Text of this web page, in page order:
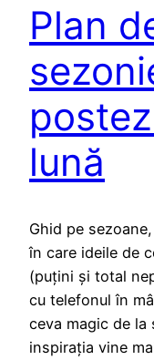
Plan
lună
Ghid pe
în care ideile de
(puțini și total
cu telefonul în
ceva magic de la
inspirația vine